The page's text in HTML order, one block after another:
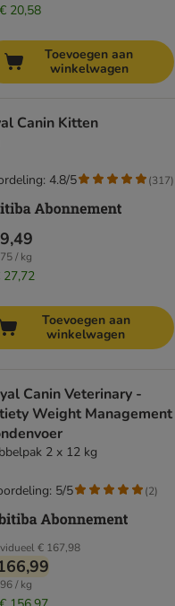
€ 20,58
Toevoegen aan
winkelwagen
Canin Kitten
/ kg
27,72
4.8/5 (317)
Toevoegen aan
winkelwagen
Canin Veterinary -
Weight Management
2 x 12 kg
€ 167,98
/ kg
5/5 (2)